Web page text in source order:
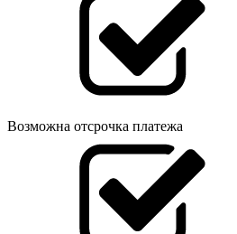
Возможна отсрочка платежа